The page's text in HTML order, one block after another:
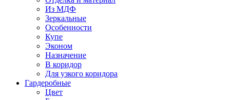
Из МДФ
Зеркальные
Особенности
Купе
Эконом
Назначение
В коридор
Для узкого коридора
Гардеробные
Цвет